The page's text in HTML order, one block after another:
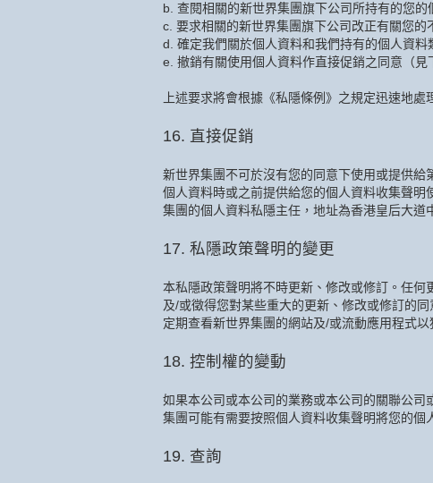
b. 查閱相關的新世界集團旗下公司所持有的您的
c. 要求相關的新世界集團旗下公司改正有關您的
d. 確定我們關於個人資料和我們持有的個人資料
e. 撤銷有關使用個人資料作直接促銷之同意（見
上述要求將會根據《私隱條例》之規定迅速地
16. 直接促銷
新世界集團不可於沒有您的同意下使用或提供
個人資料時或之前提供給您的個人資料收集聲
集團的個人資料私隱主任，地址為香港皇后大道
17. 私隱政策聲明的變更
本私隱政策聲明將不時更新、修改或修訂。任
及/或徵得您對某些重大的更新、修改或修訂的
定期查看新世界集團的網站及/或流動應用程式
18. 控制權的變動
如果本公司或本公司的業務或本公司的關聯公
集團可能有需要按照個人資料收集聲明將您的個
19. 查詢